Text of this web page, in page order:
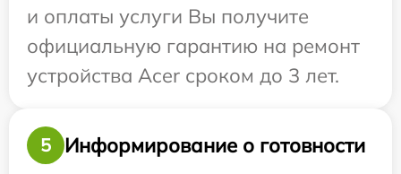
и оплаты услуги Вы получите
официальную гарантию на ремонт
устройства Acer сроком до 3 лет.
5
Информирование о готовности